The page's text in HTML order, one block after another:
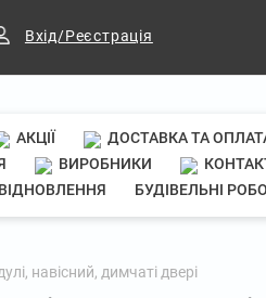
Вхід/Реєстрація
АКЦІЇ ДОСТАВКА ТА
ВИРОБНИКИ
БУДІВЕЛЬНІ
навісний, димчаті двері